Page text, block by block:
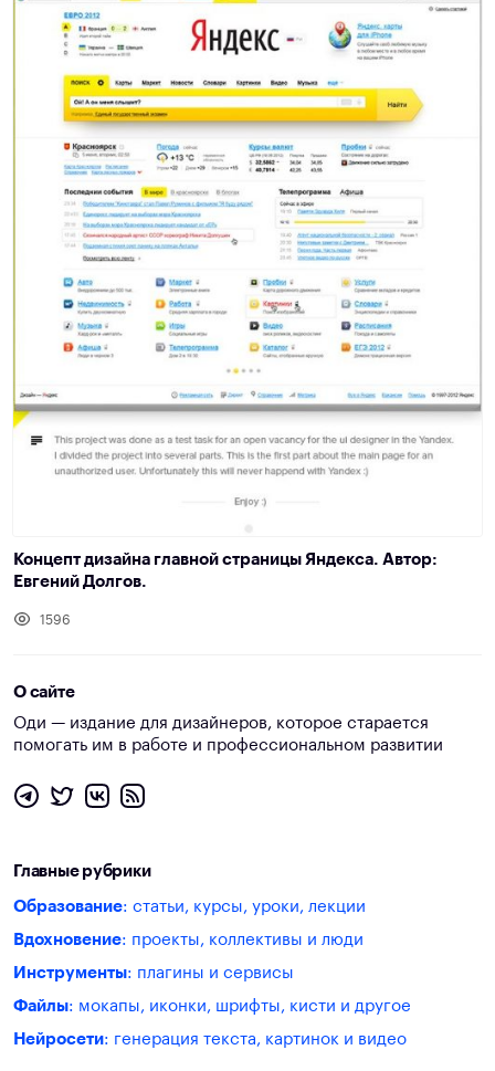
Концепт дизайна главной страницы Яндекса. Автор:
Евгений Долгов.
1596
О сайте
Оди — издание для дизайнеров, которое старается
помогать им в работе и профессиональном развитии
Главные рубрики
Образование: статьи, курсы, уроки, лекции
Вдохновение: проекты, коллективы и люди
Инструменты: плагины и сервисы
Файлы: мокапы, иконки, шрифты, кисти и другое
Нейросети: генерация текста, картинок и видео